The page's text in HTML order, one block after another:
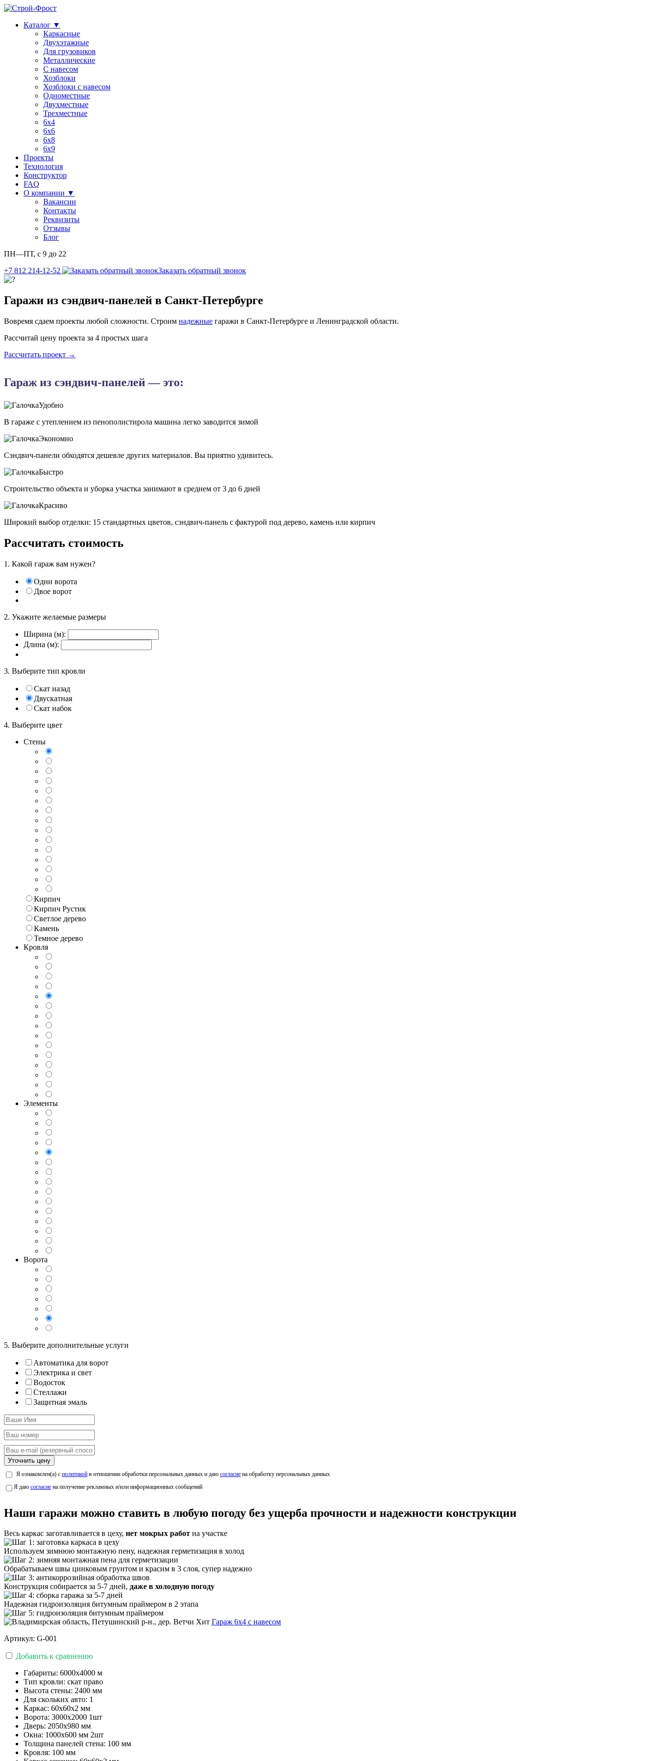
Каталог ▼
Каркасные
Двухэтажные
Для грузовиков
Металлические
С навесом
Хозблоки
Хозблоки с навесом
Одноместные
Двухместные
Трехместные
6х4
6х6
6х8
6х9
Проекты
Технология
Конструктор
FAQ
О компании ▼
Вакансии
Контакты
Реквизиты
Отзывы
Блог
ПН—ПТ, с 9 до 22
+7 812 214-12-52
Заказать обратный звонок
Гаражи из сэндвич-панелей в Санкт-Петербурге
Вовремя сдаем проекты любой сложности. Строим надежные гаражи в Санкт-Петербурге и Ленинградской области.
Рассчитай цену проекта за 4 простых шага
Рассчитать проект →
Гараж из сэндвич-панелей — это:
Удобно
В гараже с утеплением из пенополистирола машина легко заводится зимой
Экономно
Сэндвич-панели обходятся дешевле других материалов. Вы приятно удивитесь.
Быстро
Строительство объекта и уборка участка занимают в среднем от 3 до 6 дней
Красиво
Широкий выбор отделки: 15 стандартных цветов, сэндвич-панель с фактурой под дерево, камень или кирпич
Рассчитать стоимость
1. Какой гараж вам нужен?
Одни ворота
Двое ворот
2. Укажите желаемые размеры
Ширина (м):
Длина (м):
3. Выберите тип кровли
Скат назад
Двускатная
Скат набок
4. Выберите цвет
Стены
Кирпич
Кирпич Рустик
Светлое дерево
Камень
Темное дерево
Кровля
Элементы
Ворота
5. Выберите дополнительные услуги
Автоматика для ворот
Электрика и свет
Водосток
Стеллажи
Защитная эмаль
Уточнить цену
Я ознакомлен(а) с политикой в отношении обработки персональных данных и даю согласие на обработку персональных данных
Я даю согласие на получение рекламных и/или информационных сообщений
Наши гаражи можно ставить в любую погоду без ущерба прочности и надежности конструкции
Весь каркас заготавливается в цеху, нет мокрых работ на участке
Используем зимнюю монтажную пену, надежная герметизация в холод
Обрабатываем швы цинковым грунтом и красим в 3 слоя, супер надежно
Конструкция собирается за 5-7 дней, даже в холодную погоду
Надежная гидроизоляция битумным праймером в 2 этапа
Хит Гараж 6x4 с навесом
Артикул: G-001
Добавить к сравнению
Габариты: 6000x4000 м
Тип кровли: скат право
Высота стены: 2400 мм
Для скольких авто: 1
Каркас: 60x60x2 мм
Ворота: 3000x2000 1шт
Дверь: 2050x980 мм
Окна: 1000x600 мм 2шт
Толщина панелей стена: 100 мм
Кровля: 100 мм